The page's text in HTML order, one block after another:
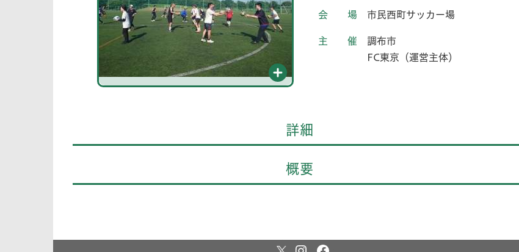
会場 市民西町サッカー場
主催
調布市
FC東京（運営主体）
詳細
概要